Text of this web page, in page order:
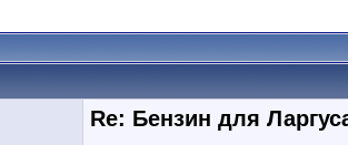
Re: Бензин для